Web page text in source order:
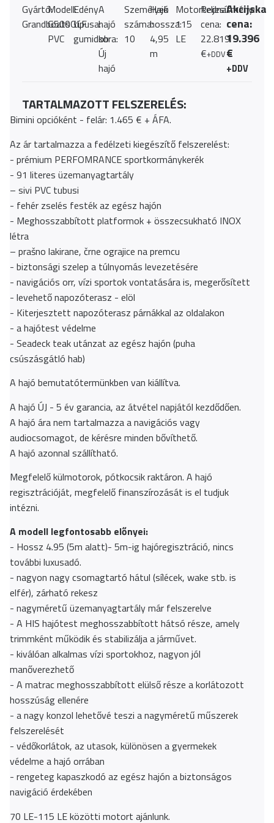
Gyártó:
Grandboats
Modell:
G500GLF
PVC
Edény
típusa:
gumidob
A
hajó
kora:
Új
hajó
Személyek
száma:
10
Hajó
hossza:
4,95
m
Motorteljesítmény:
115
LE
Redna
cena:
22.819
€+DDV
Akcijska
cena:
19.396
€
+DDV
TARTALMAZOTT FELSZERELÉS:
Bimini opcióként - felár: 1.465 € + ÁFA.
Az ár tartalmazza a fedélzeti kiegészítő felszerelést:
- prémium PERFOMRANCE sportkormánykerék
- 91 literes üzemanyagtartály
– sivi PVC tubusi
- fehér zselés festék az egész hajón
- Meghosszabbított platformok + összecsukható INOX
létra
– prašno lakirane, črne ograjice na premcu
- biztonsági szelep a túlnyomás levezetésére
- navigációs orr, vízi sportok vontatására is, megerősített
- levehető napozóterasz - elöl
- Kiterjesztett napozóterasz párnákkal az oldalakon
- a hajótest védelme
- Seadeck teak utánzat az egész hajón (puha
csúszásgátló hab)
A hajó bemutatótermünkben van kiállítva.
A hajó ÚJ - 5 év garancia, az átvétel napjától kezdődően.
A hajó ára nem tartalmazza a navigációs vagy
audiocsomagot, de kérésre minden bővíthető.
A hajó azonnal szállítható.
Megfelelő külmotorok, pótkocsik raktáron. A hajó
regisztrációját, megfelelő finanszírozását is el tudjuk
intézni.
A modell legfontosabb előnyei:
- Hossz 4.95 (5m alatt)- 5m-ig hajóregisztráció, nincs
további luxusadó.
- nagyon nagy csomagtartó hátul (sílécek, wake stb. is
elfér), zárható rekesz
- nagyméretű üzemanyagtartály már felszerelve
- A HIS hajótest meghosszabbított hátsó része, amely
trimmként működik és stabilizálja a járművet.
- kiválóan alkalmas vízi sportokhoz, nagyon jól
manőverezhető
- A matrac meghosszabbított elülső része a korlátozott
hosszúság ellenére
- a nagy konzol lehetővé teszi a nagyméretű műszerek
felszerelését
- védőkorlátok, az utasok, különösen a gyermekek
védelme a hajó orrában
- rengeteg kapaszkodó az egész hajón a biztonságos
navigáció érdekében
70 LE-115 LE közötti motort ajánlunk.